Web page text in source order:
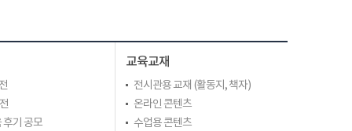
후기 공모
교육교재
전시관용 교재 (활동지, 책자)
온라인 콘텐츠
수업용 콘텐츠